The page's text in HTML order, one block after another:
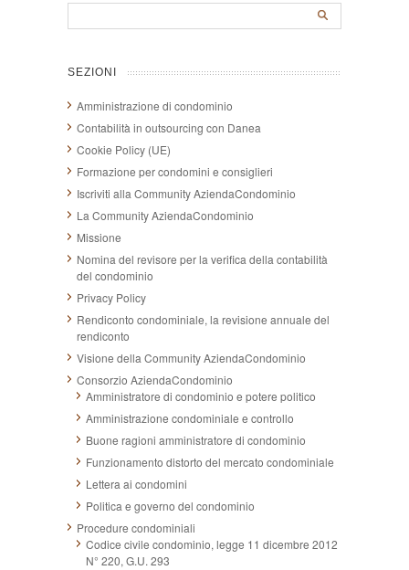
SEZIONI
Amministrazione di condominio
Contabilità in outsourcing con Danea
Cookie Policy (UE)
Formazione per condomini e consiglieri
Iscriviti alla Community AziendaCondominio
La Community AziendaCondominio
Missione
Nomina del revisore per la verifica della contabilità
del condominio
Privacy Policy
Rendiconto condominiale, la revisione annuale del
rendiconto
Visione della Community AziendaCondominio
Consorzio AziendaCondominio
Amministratore di condominio e potere politico
Amministrazione condominiale e controllo
Buone ragioni amministratore di condominio
Funzionamento distorto del mercato condominiale
Lettera ai condomini
Politica e governo del condominio
Procedure condominiali
Codice civile condominio, legge 11 dicembre 2012
N° 220, G.U. 293